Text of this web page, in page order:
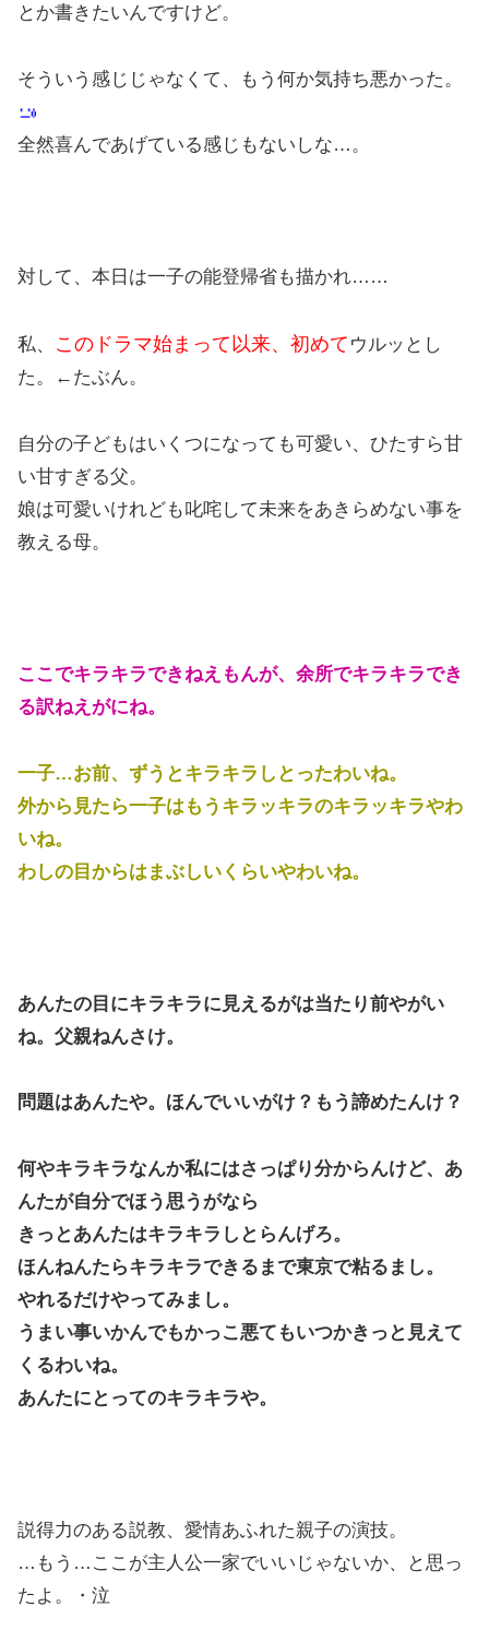
とか書きたいんですけど。
そういう感じじゃなくて、もう何か気持ち悪かった。
全然喜んであげている感じもないしな…。
対して、本日は一子の能登帰省も描かれ……
私、 このドラマ始まって以来、初めて ウルッとし
た。←たぶん。
自分の子どもはいくつになっても可愛い、ひたすら甘
い甘すぎる父。
娘は可愛いけれども叱咤して未来をあきらめない事を
教える母。
ここでキラキラできねえもんが、余所でキラキラでき
る訳ねえがにね。
一子…お前、ずうとキラキラしとったわいね。
外から見たら一子はもうキラッキラのキラッキラやわ
いね。
わしの目からはまぶしいくらいやわいね。
あんたの目にキラキラに見えるがは当たり前やがい
ね。父親ねんさけ。
問題はあんたや。ほんでいいがけ？もう諦めたんけ？
何やキラキラなんか私にはさっぱり分からんけど、あ
んたが自分でほう思うがなら
きっとあんたはキラキラしとらんげろ。
ほんねんたらキラキラできるまで東京で粘るまし。
やれるだけやってみまし。
うまい事いかんでもかっこ悪てもいつかきっと見えて
くるわいね。
あんたにとってのキラキラや。
説得力のある説教、愛情あふれた親子の演技。
…もう…ここが主人公一家でいいじゃないか、と思っ
たよ。・泣